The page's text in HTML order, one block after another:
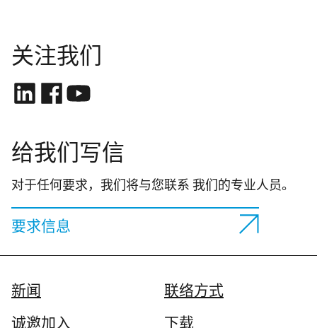
关注我们
给我们写信
对于任何要求，我们将与您联系 我们的专业人员。
要求信息
新闻 联络方式
诚邀加入 下载